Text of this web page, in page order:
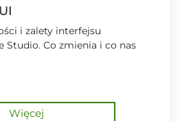
i zalety interfejsu
Studio. Co zmienia i co nas
Więcej